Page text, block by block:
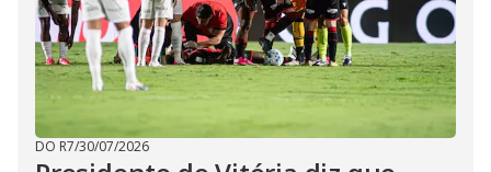
DO R7/30/07/2026